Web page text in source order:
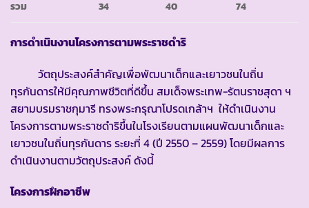
รวม 34 40 74
การดำเนินงานโครงการตามพระราชดำริ
วัตถุประสงค์สำคัญเพื่อพัฒนาเด็กและเยาวชนในถิ่น
ทุรกันดารให้มีคุณภาพชีวิตที่ดีขึ้น สมเด็จพระเทพ-รัตนราชสุดา ฯ
สยามบรมราชกุมารี ทรงพระกรุณาโปรดเกล้าฯ ให้ดำเนินงาน
โครงการตามพระราชดำริขึ้นในโรงเรียนตามแผนพัฒนาเด็กและ
เยาวชนในถิ่นทุรกันดาร ระยะที่ 4 (ปี 2550 – 2559) โดยมีผลการ
ดำเนินงานตามวัตถุประสงค์ ดังนี้
โครงการฝึกอาชีพ